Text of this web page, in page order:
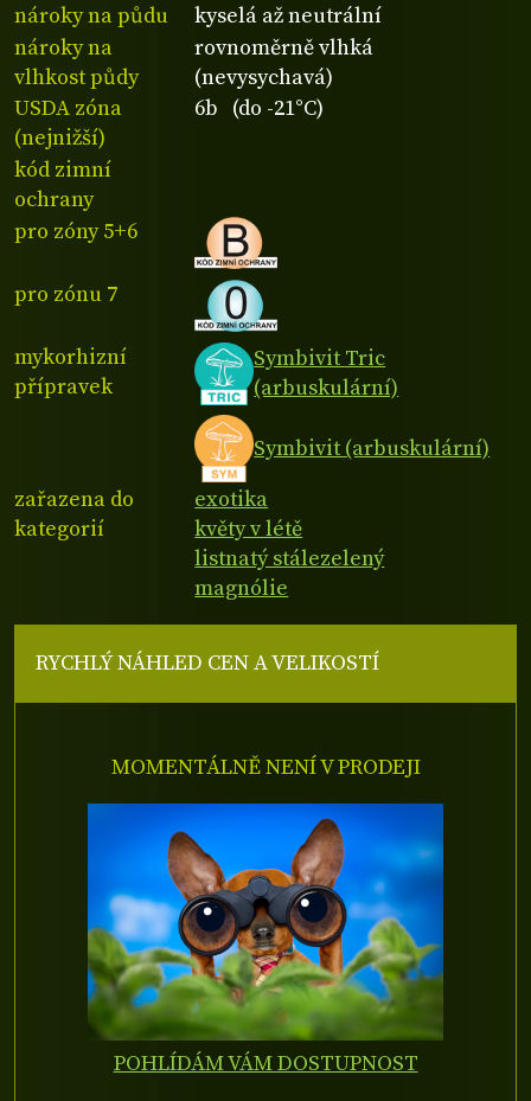
nároky na půdu
kyselá až neutrální
nároky na
vlhkost půdy
rovnoměrně vlhká
(nevysychavá)
USDA zóna
(nejnižší)
6b (do -21°C)
kód zimní
ochrany
pro zóny 5+6
pro zónu 7
mykorhizní
přípravek
Symbivit Tric
(arbuskulární)
Symbivit (arbuskulární)
zařazena do
kategorií
exotika
květy v létě
listnatý stálezelený
magnólie
RYCHLÝ NÁHLED CEN A VELIKOSTÍ
MOMENTÁLNĚ NENÍ V PRODEJI
POHLÍDÁM VÁM DOSTUPNOST